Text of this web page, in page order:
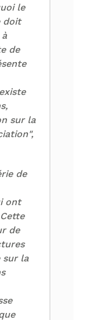
le
doit
de
sur la
de
ont
de
sur la